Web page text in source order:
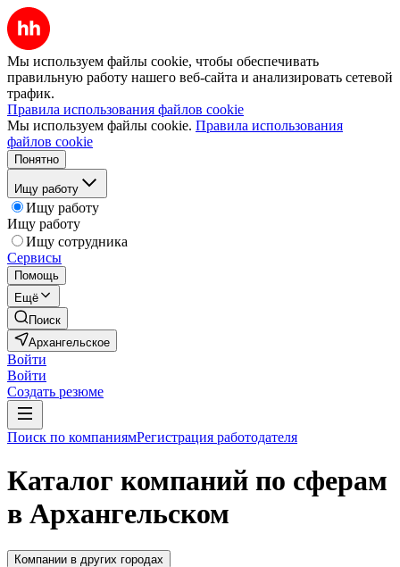
Мы используем файлы cookie, чтобы обеспечивать
правильную работу нашего веб-сайта и анализировать сетевой
трафик.
Правила использования файлов cookie
Мы используем файлы cookie. Правила использования
файлов cookie
Понятно
Ищу работу
Ищу работу
Ищу работу
Ищу сотрудника
Сервисы
Помощь
Ещё
Поиск
Архангельское
Войти
Войти
Создать резюме
Поиск по компаниямРегистрация работодателя
Каталог компаний по сферам
в Архангельском
Компании в других городах